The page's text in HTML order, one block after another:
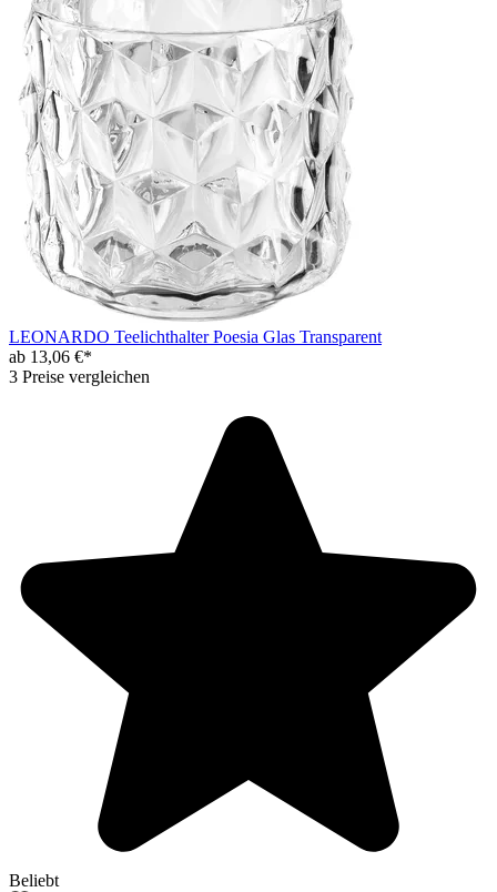
LEONARDO Teelichthalter Poesia Glas Transparent
ab 13,06 €*
3 Preise vergleichen
Beliebt